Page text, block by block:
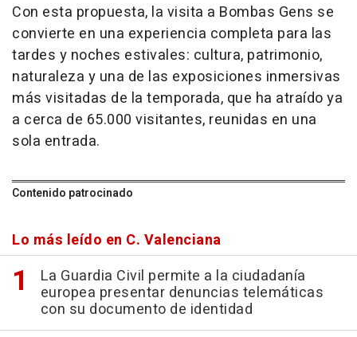
Con esta propuesta, la visita a Bombas Gens se
convierte en una experiencia completa para las
tardes y noches estivales: cultura, patrimonio,
naturaleza y una de las exposiciones inmersivas
más visitadas de la temporada, que ha atraído ya
a cerca de 65.000 visitantes, reunidas en una
sola entrada.
Contenido patrocinado
Lo más leído en C. Valenciana
La Guardia Civil permite a la ciudadanía
europea presentar denuncias telemáticas
con su documento de identidad